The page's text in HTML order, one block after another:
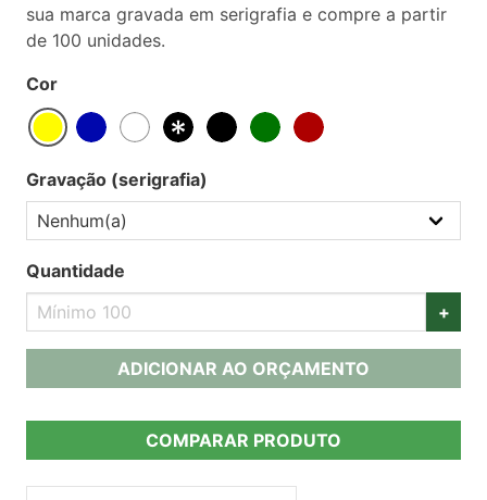
sua marca gravada em serigrafia e compre a partir
de 100 unidades.
Cor
Gravação (serigrafia)
Quantidade
+
ADICIONAR AO ORÇAMENTO
COMPARAR PRODUTO